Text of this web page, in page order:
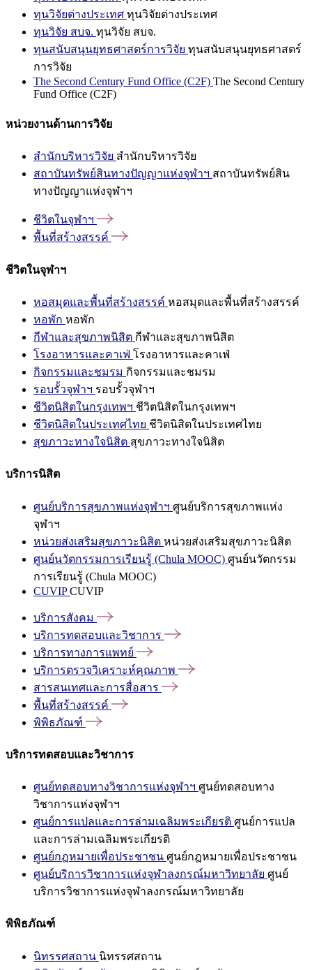
ทุนวิจัยต่างประเทศ ทุนวิจัยต่างประเทศ
ทุนวิจัย สบจ. ทุนวิจัย สบจ.
ทุนสนับสนุนยุทธศาสตร์การวิจัย ทุนสนับสนุนยุทธศาสตร์
การวิจัย
The Second Century Fund Office (C2F) The Second Century
Fund Office (C2F)
หน่วยงานด้านการวิจัย
สำนักบริหารวิจัย สำนักบริหารวิจัย
สถาบันทรัพย์สินทางปัญญาแห่งจุฬาฯ สถาบันทรัพย์สิน
ทางปัญญาแห่งจุฬาฯ
ชีวิตในจุฬาฯ
พื้นที่สร้างสรรค์
ชีวิตในจุฬาฯ
หอสมุดและพื้นที่สร้างสรรค์ หอสมุดและพื้นที่สร้างสรรค์
หอพัก หอพัก
กีฬาและสุขภาพนิสิต กีฬาและสุขภาพนิสิต
โรงอาหารและคาเฟ่ โรงอาหารและคาเฟ่
กิจกรรมและชมรม กิจกรรมและชมรม
รอบรั้วจุฬาฯ รอบรั้วจุฬาฯ
ชีวิตนิสิตในกรุงเทพฯ ชีวิตนิสิตในกรุงเทพฯ
ชีวิตนิสิตในประเทศไทย ชีวิตนิสิตในประเทศไทย
สุขภาวะทางใจนิสิต สุขภาวะทางใจนิสิต
บริการนิสิต
ศูนย์บริการสุขภาพแห่งจุฬาฯ ศูนย์บริการสุขภาพแห่ง
จุฬาฯ
หน่วยส่งเสริมสุขภาวะนิสิต หน่วยส่งเสริมสุขภาวะนิสิต
ศูนย์นวัตกรรมการเรียนรู้ (Chula MOOC) ศูนย์นวัตกรรม
การเรียนรู้ (Chula MOOC)
CUVIPCUVIP
บริการสังคม
บริการทดสอบและวิชาการ
บริการทางการแพทย์
บริการตรวจวิเคราะห์คุณภาพ
สารสนเทศและการสื่อสาร
พื้นที่สร้างสรรค์
พิพิธภัณฑ์
บริการทดสอบและวิชาการ
ศูนย์ทดสอบทางวิชาการแห่งจุฬาฯ ศูนย์ทดสอบทาง
วิชาการแห่งจุฬาฯ
ศูนย์การแปลและการล่ามเฉลิมพระเกียรติ ศูนย์การแปล
และการล่ามเฉลิมพระเกียรติ
ศูนย์กฎหมายเพื่อประชาชน ศูนย์กฎหมายเพื่อประชาชน
ศูนย์บริการวิชาการแห่งจุฬาลงกรณ์มหาวิทยาลัย ศูนย์
บริการวิชาการแห่งจุฬาลงกรณ์มหาวิทยาลัย
พิพิธภัณฑ์
นิทรรศสถาน นิทรรศสถาน